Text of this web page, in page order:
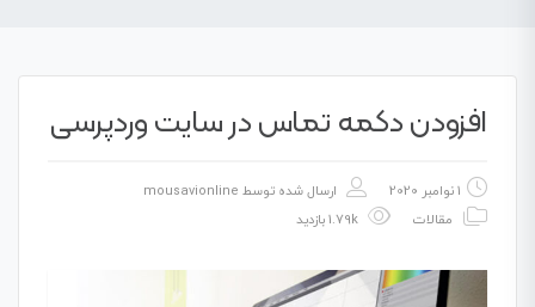
افزودن دکمه تماس در سایت وردپرسی
1 نوامبر 2020 ارسال شده توسط mousavionline
مقالات